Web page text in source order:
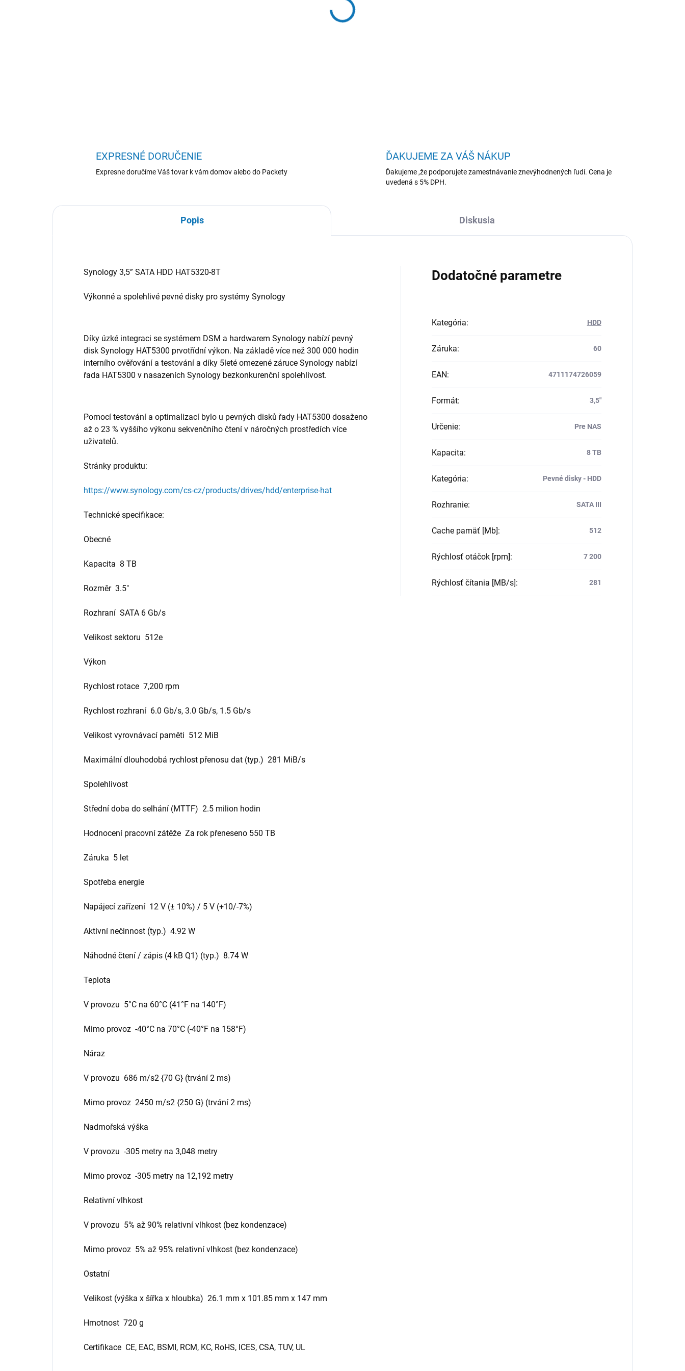
EXPRESNÉ DORUČENIE
Expresne doručíme Váš tovar k vám domov alebo do Packety
ĎAKUJEME ZA VÁŠ NÁKUP
Ďakujeme ,že podporujete zamestnávanie znevýhodnených ľudí. Cena je
uvedená s 5% DPH.
Popis Diskusia
Synology 3,5” SATA HDD HAT5320-8T
Výkonné a spolehlivé pevné disky pro systémy Synology
Díky úzké integraci se systémem DSM a hardwarem Synology nabízí pevný
disk Synology HAT5300 prvotřídní výkon. Na základě více než 300 000 hodin
interního ověřování a testování a díky 5leté omezené záruce Synology nabízí
řada HAT5300 v nasazeních Synology bezkonkurenční spolehlivost.
Pomocí testování a optimalizací bylo u pevných disků řady HAT5300 dosaženo
až o 23 % vyššího výkonu sekvenčního čtení v náročných prostředích více
uživatelů.
Stránky produktu:
https://www.synology.com/cs-cz/products/drives/hdd/enterprise-hat
Technické specifikace:
Obecné
Kapacita 8 TB
Rozměr 3.5"
Rozhraní SATA 6 Gb/s
Velikost sektoru 512e
Výkon
Rychlost rotace 7,200 rpm
Rychlost rozhraní 6.0 Gb/s, 3.0 Gb/s, 1.5 Gb/s
Velikost vyrovnávací paměti 512 MiB
Maximální dlouhodobá rychlost přenosu dat (typ.) 281 MiB/s
Spolehlivost
Střední doba do selhání (MTTF) 2.5 milion hodin
Hodnocení pracovní zátěže Za rok přeneseno 550 TB
Záruka 5 let
Spotřeba energie
Napájecí zařízení 12 V (± 10%) / 5 V (+10/-7%)
Aktivní nečinnost (typ.) 4.92 W
Náhodné čtení / zápis (4 kB Q1) (typ.) 8.74 W
Teplota
V provozu 5°C na 60°C (41°F na 140°F)
Mimo provoz -40°C na 70°C (-40°F na 158°F)
Náraz
V provozu 686 m/s2 {70 G} (trvání 2 ms)
Mimo provoz 2450 m/s2 {250 G} (trvání 2 ms)
Nadmořská výška
V provozu -305 metry na 3,048 metry
Mimo provoz -305 metry na 12,192 metry
Relativní vlhkost
V provozu 5% až 90% relativní vlhkost (bez kondenzace)
Mimo provoz 5% až 95% relativní vlhkost (bez kondenzace)
Ostatní
Velikost (výška x šířka x hloubka) 26.1 mm x 101.85 mm x 147 mm
Hmotnost 720 g
Certifikace CE, EAC, BSMI, RCM, KC, RoHS, ICES, CSA, TUV, UL
Dodatočné parametre
Kategória: HDD
Záruka: 60
EAN: 4711174726059
Formát: 3,5"
Určenie: Pre NAS
Kapacita: 8 TB
Kategória: Pevné disky - HDD
Rozhranie: SATA III
Cache pamäť [Mb]: 512
Rýchlosť otáčok [rpm]: 7 200
Rýchlosť čítania [MB/s]: 281